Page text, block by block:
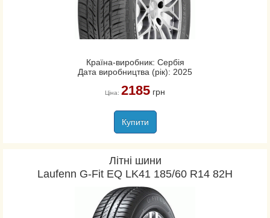
Країна-виробник: Сербія
Дата виробництва (рік): 2025
Ціна: 2185грн
Купити
Літні шини
Laufenn G-Fit EQ LK41 185/60 R14 82H